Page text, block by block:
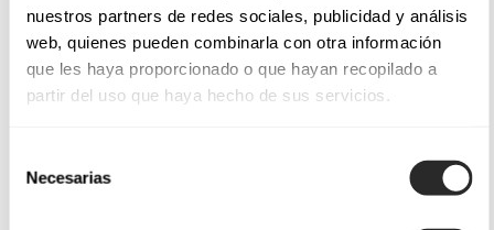
nuestros partners de redes sociales, publicidad y análisis
web, quienes pueden combinarla con otra información
que les haya proporcionado o que hayan recopilado a
partir del uso que haya hecho de sus servicios.
Necesarias